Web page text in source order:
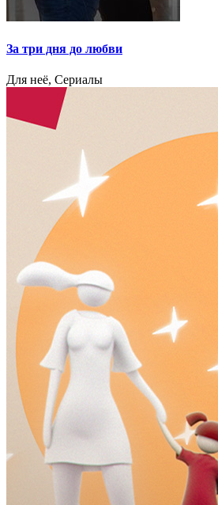
За три дня до любви
Для неё, Сериалы